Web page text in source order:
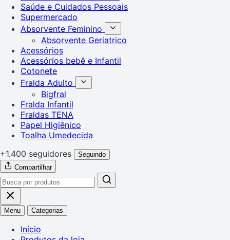
Saúde e Cuidados Pessoais
Supermercado
Absorvente Feminino
Absorvente Geriatrico
Acessórios
Acessórios bebê e Infantil
Cotonete
Fralda Adulto
Bigfral
Fralda Infantil
Fraldas TENA
Papel Higiênico
Toalha Umedecida
+1.400 seguidores
Seguindo
Compartilhar
Menu Categorias
Início